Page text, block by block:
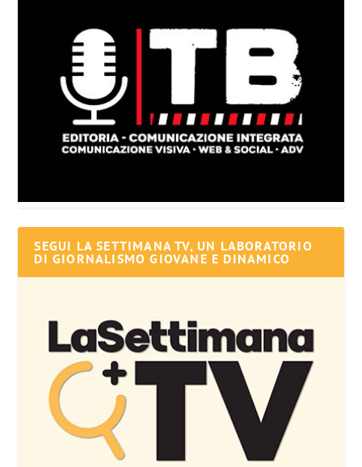
SEGUI LA SETTIMANA TV, UN LABORATORIO
DI GIORNALISMO GIOVANE E DINAMICO